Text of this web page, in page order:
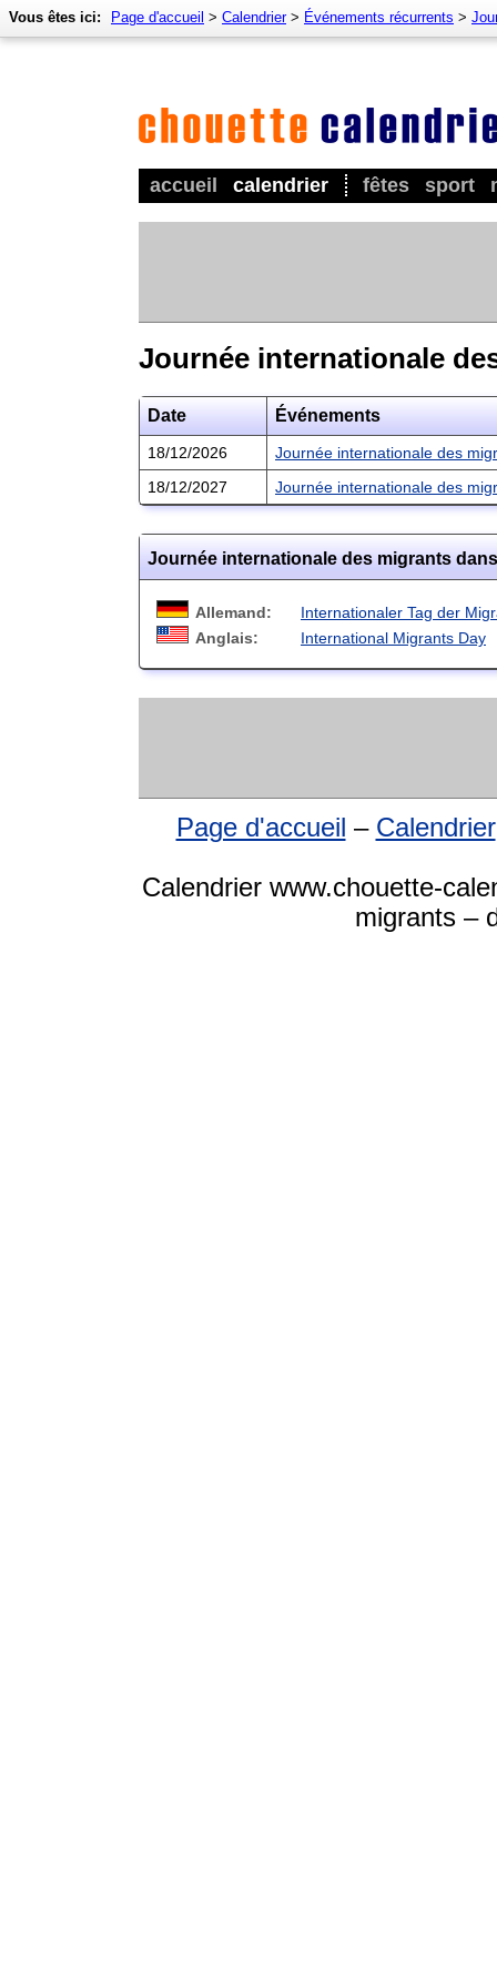
accueil calendrier fêtes sport
Vous êtes ici: Page d'accueil > Calendrier> Événements récurrents >
Journée internationale
Date Événements
18/12/2026
Journée internationale des
18/12/2027
Journée internationale des
Journée internationale des migrants
Allemand:
Internationaler Tag der
Anglais:
International Migrants Day
Page d'accueil – Calendrier
Calendrier www.chouette-
migrants –